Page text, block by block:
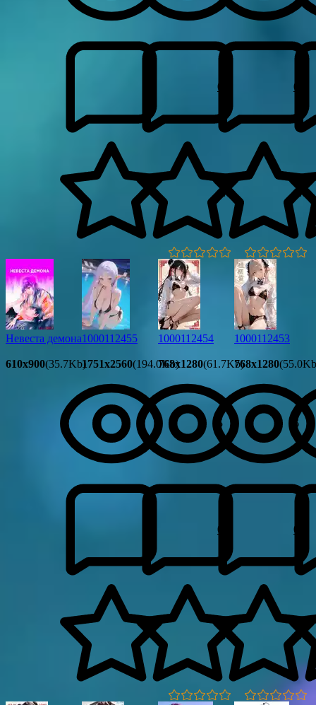
0
0.0
0
0.0
Невеста демона
610x900(35.7Kb)
5
0
0.0
1000112455
1751x2560(194.0Kb)
6
0
0.0
1000112454
768x1280(61.7Kb)
1000112453
768x1280